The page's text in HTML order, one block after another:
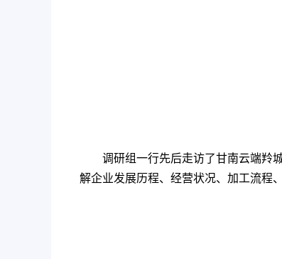
调研组一行先后走访了甘南云端羚
解企业发展历程、经营状况、加工流程